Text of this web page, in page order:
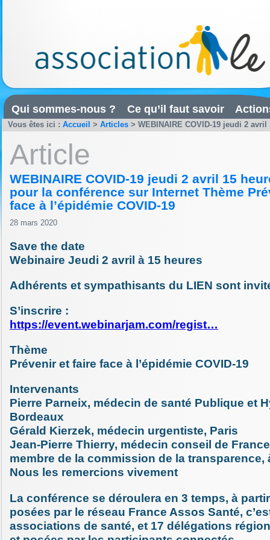
Qui sommes-nous ? Ce qu’il faut savoir
Vous êtes ici : Accueil > Articles > WEBINAIRE COVID-19 jeudi 2
Article
WEBINAIRE COVID-19 jeudi 2 avril 15
pour la conférence sur Internet Thème
face à l’épidémie COVID-19
28 mars 2020
Save the date
Webinaire Jeudi 2 avril à 15 heures
Adhérents et sympathisants du LIEN sont
S’inscrire :
https://event.webinarjam.com/regist…
Thème
Prévenir et faire face à l’épidémie COVID-19
Intervenants
Pierre Parneix, médecin de santé Publique et
Bordeaux
Gérald Kierzek, médecin urgentiste, Paris
Jean-Pierre Thierry, médecin conseil de
membre de la commission de la transparence,
Nous les remercions vivement
La conférence se déroulera en 3 temps, à
posées par le réseau France Assos Santé,
associations de santé, et 17 délégations